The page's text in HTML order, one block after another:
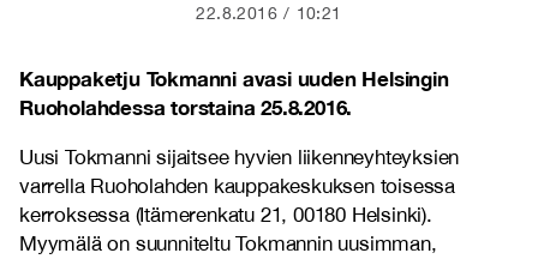
22.8.2016 10:21
Kauppaketju Tokmanni avasi uuden Helsingin
Ruoholahdessa torstaina 25.8.2016.
Uusi Tokmanni sijaitsee hyvien liikenneyhteyksien
varrella Ruoholahden kauppakeskuksen toisessa
kerroksessa (Itämerenkatu 21, 00180 Helsinki).
Myymälä on suunniteltu Tokmannin uusimman,